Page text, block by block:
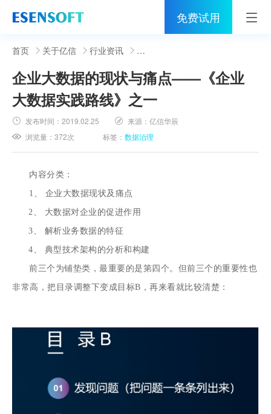
免费试用
首页
睿治
解决方案
伙伴
社区
关于亿信
400-0011-866
首页 关于亿信 行业资讯
企业大数据的现状与痛点——《企业
大数据实践路线》之一
发布时间：2019.02.25 来源：亿信华辰
浏览量：372次 标签：数据治理
内容分类：
1、 企业大数据现状及痛点
2、 大数据对企业的促进作用
3、 解析业务数据的特征
4、 典型技术架构的分析和构建
前三个为铺垫类，最重要的是第四个。但前三个的重要性也
非常高，把目录调整下变成目标B，再来看就比较清楚：